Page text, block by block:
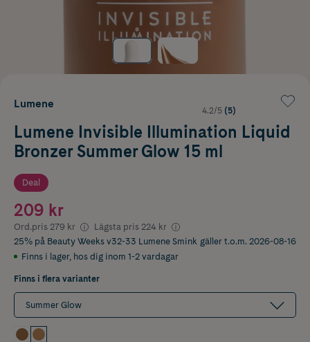
Lumene
4.2/5 (5)
Lumene Invisible Illumination Liquid
Bronzer Summer Glow 15 ml
Deal
209 kr
Ord.pris 279 kr Lägsta pris 224 kr
25% på Beauty Weeks v32-33 Lumene Smink gäller t.o.m. 2026-08-16
Finns i lager, hos dig inom 1-2 vardagar
Finns i flera varianter
Summer Glow